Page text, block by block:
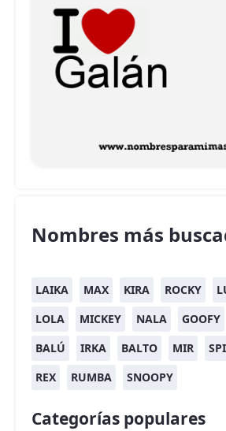
Nombres más
LAIKA MAX KIRA ROCKY
LOLA
MICKEY NALA GOOFY
BALÚ
IRKA BALTO MIR
REX
RUMBA SNOOPY
Categorías populares